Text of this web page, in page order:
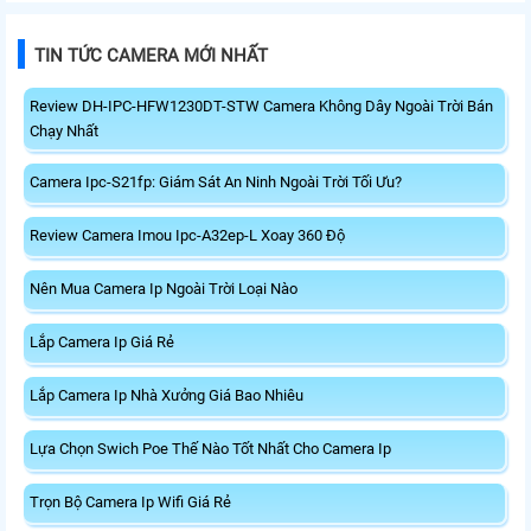
TIN TỨC CAMERA MỚI NHẤT
Review DH-IPC-HFW1230DT-STW Camera Không Dây Ngoài Trời Bán
Chạy Nhất
Camera Ipc-S21fp: Giám Sát An Ninh Ngoài Trời Tối Ưu?
Review Camera Imou Ipc-A32ep-L Xoay 360 Độ
Nên Mua Camera Ip Ngoài Trời Loại Nào
Lắp Camera Ip Giá Rẻ
Lắp Camera Ip Nhà Xưởng Giá Bao Nhiêu
Lựa Chọn Swich Poe Thế Nào Tốt Nhất Cho Camera Ip
Trọn Bộ Camera Ip Wifi Giá Rẻ